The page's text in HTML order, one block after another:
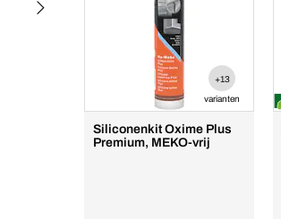
+13
varianten
Siliconenkit Oxime Plus
Premium, MEKO-vrij